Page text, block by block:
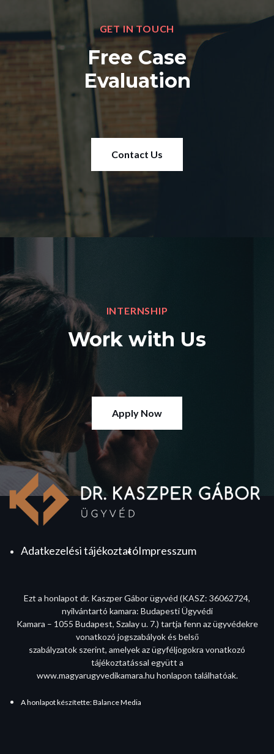
GET IN TOUCH
Free Case
Evaluation
Contact Us
INTERNSHIP
Apply Now
Ezt a honlapot dr. Kaszper Gábor ügyvéd (KASZ: 36062724,
nyilvántartó kamara: Budapesti Ügyvédi
Kamara – 1055 Budapest, Szalay u. 7.) tartja fenn az ügyvédekre
vonatkozó jogszabályok és belső
szabályzatok szerint, amelyek az ügyféljogokra vonatkozó
tájékoztatással együtt a